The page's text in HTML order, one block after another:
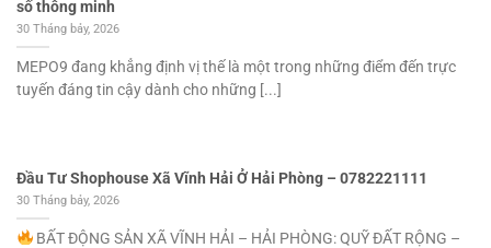
số thông minh
30 Tháng bảy, 2026
MEPO9 đang khẳng định vị thế là một trong những điểm đến trực
tuyến đáng tin cậy dành cho những [...]
Đầu Tư Shophouse Xã Vĩnh Hải Ở Hải Phòng – 0782221111
30 Tháng bảy, 2026
BẤT ĐỘNG SẢN XÃ VĨNH HẢI – HẢI PHÒNG: QUỸ ĐẤT RỘNG –